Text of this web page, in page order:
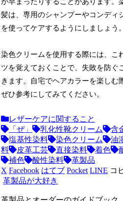
が早まったりすることがあります。
髪は、専用のシャンプーやコンディ
を使ってケアするようにしましょう。
染色クリームを使用する際には、こ
ツを覚えておくことで、失敗を防ぐ
きます。自宅でヘアカラーを楽しむ
ぜひ参考にしてみてください。
レザーケアに関すること
「ぜ」
乳化性靴クリーム
含
塩基性染料
染色クリーム
油
料
皮革工芸 直接染料 着色
補色
酸性染料
革製品
X Facebook はてブ Pocket LINE コ
革製品が大好き